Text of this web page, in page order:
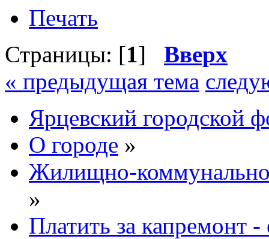
Печать
Страницы: [1] Вверх
« предыдущая тема
Ярцевский городской
О городе »
Жилищно-
»
Платить за капремонт -